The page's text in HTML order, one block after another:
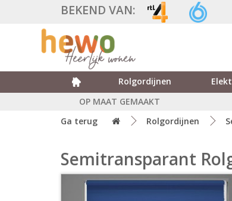
BEKEND VAN:
Rolgordijnen
OP MAAT GEMAAKT
Ga terug
Rolgordijnen
Semitransparant